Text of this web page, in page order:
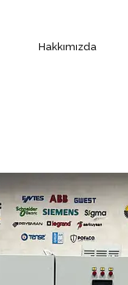
Hakkımızda